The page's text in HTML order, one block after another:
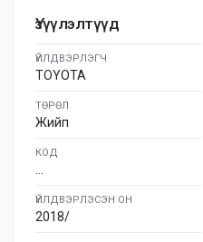
Үзүүлэлтүүд
ҮЙЛДВЭРЛЭГЧ
TOYOTA
ТӨРӨЛ
Жийп
КОД
ҮЙЛДВЭРЛЭСЭН ОН
2018/